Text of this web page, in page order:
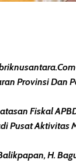
Provinsi Dan
Fiskal
Pusat Aktivitas
H.